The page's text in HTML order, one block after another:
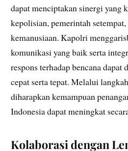
dapat menciptakan sinergi yang
kepolisian, pemerintah
kemanusiaan. Kapolri
komunikasi yang baik serta
respons terhadap bencana
cepat serta tepat. Melalui
diharapkan kemampuan
Indonesia dapat meningkat
Kolaborasi dengan